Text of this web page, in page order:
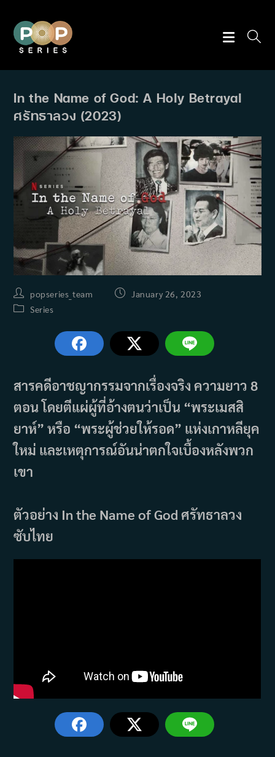
content
In the Name of God: A Holy Betrayal
ศรัทธาลวง (2023)
Post
author:
popseries_team
Post January 26, 2023
PostSeries
สารคดีอาชญากรรมจากเรื่องจริง ความยาว 8
ตอน โดยตีแผ่ผู้ที่อ้างตนว่าเป็น “พระเมสสิ
ยาห์” หรือ “พระผู้ช่วยให้รอด” แห่งเกาหลียุค
ใหม่ และเหตุการณ์อันน่าตกใจเบื้องหลังพวก
เขา
ตัวอย่าง In the Name of God ศรัทธาลวง
ซับไทย